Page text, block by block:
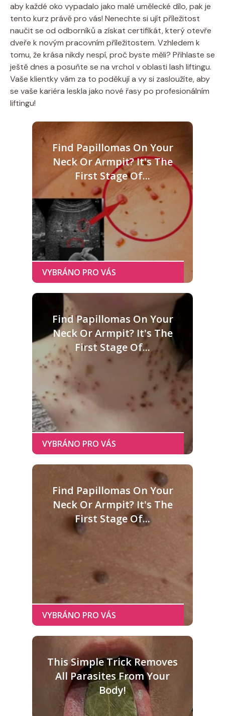
aby každé oko vypadalo jako malé umělecké dílo, pak je
tento kurz právě pro vás! Nenechte si ujít příležitost
naučit se od odborníků a získat certifikát, který otevře
dveře k novým pracovním příležitostem. Vzhledem k
tomu, že krása nikdy nespí, proč byste měli? Přihlaste se
ještě dnes a posuňte se na vrchol v oblasti lash liftingu.
Vaše klientky vám za to poděkují a vy si zasloužíte, aby
se vaše kariéra leskla jako nové řasy po profesionálním
liftingu!
Find Papillomas On Your
Neck Or Armpit? It's The
First Stage Of...
Find Papillomas On Your
Neck Or Armpit? It's The
First Stage Of...
Find Papillomas On Your
Neck Or Armpit? It's The
First Stage Of...
This Simple Trick Removes
All Parasites From Your
Body!